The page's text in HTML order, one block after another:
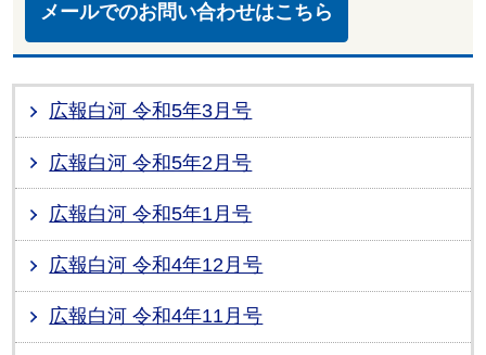
メールでのお問い合わせはこちら
広報白河 令和5年3月号
広報白河 令和5年2月号
広報白河 令和5年1月号
広報白河 令和4年12月号
広報白河 令和4年11月号